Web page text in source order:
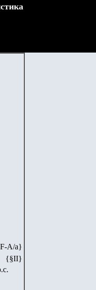
А/а}
{§II}